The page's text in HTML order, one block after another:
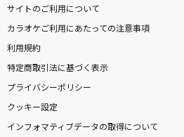
サイトのご利用について
カラオケご利用にあたっての注意事項
利用規約
特定商取引法に基づく表示
プライバシーポリシー
クッキー設定
インフォマティブデータの取得について